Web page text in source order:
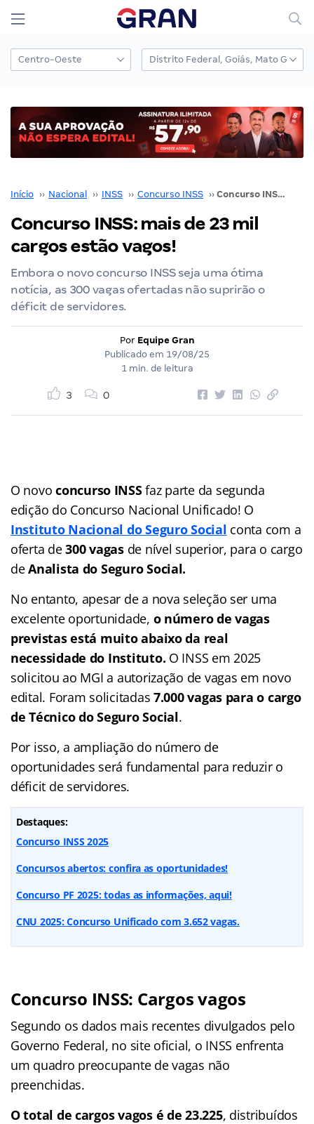
Início ›› Nacional ›› INSS ›› Concurso INSS ›› Concurso INSS: mais de 23 mil cargos estão vagos!
Concurso INSS: mais de 23 mil
cargos estão vagos!
Embora o novo concurso INSS seja uma ótima
notícia, as 300 vagas ofertadas não suprirão o
déficit de servidores.
Por Equipe Gran
Publicado em 19/08/25
1 min. de leitura
3 0
O novoconcurso INSSfaz parte da segunda
edição do Concurso Nacional Unificado! O
Instituto Nacional do Seguro Social conta com a
oferta de300 vagasde nível superior, para o cargo
deAnalista do Seguro Social.
No entanto, apesar de a nova seleção ser uma
excelente oportunidade, o número de vagas
previstas está muito abaixo da real
necessidade do Instituto. O INSS em 2025
solicitou ao MGI a autorização de vagas em novo
edital. Foram solicitadas 7.000 vagas para o cargo
de Técnico do Seguro Social.
Por isso, a ampliação do número de
oportunidades será fundamental para reduzir o
déficit de servidores.
Destaques:
Concurso INSS 2025
Concursos abertos: confira as oportunidades!
Concurso PF 2025: todas as informações, aqui!
CNU 2025: Concurso Unificado com 3.652 vagas.
Concurso INSS: Cargos vagos
Segundo os dados mais recentes divulgados pelo
Governo Federal, no site oficial, o INSS enfrenta
um quadro preocupante de vagas não
preenchidas.
O total de cargos vagos é de 23.225, distribuídos